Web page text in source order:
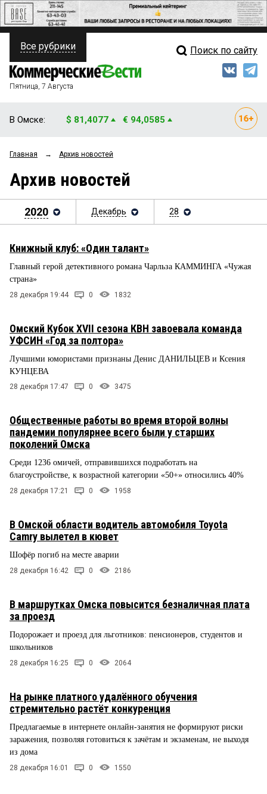
ПОЛИТИКА
ФИНАНСЫ
ОБЩЕСТВО
ЗАКОН
НОВОСТИ КОМПАНИЙ
СТИЛЬ ЖИЗНИ
Свежий выпуск
Блоги
Все рубрики Поиск по сайту
Пятница, 7 Августа
В Омске: $ 81,4077 € 94,0585
Главная → Архив новостей
Архив новостей
2020 Декабрь 28
Книжный клуб: «Один талант»
Главный герой детективного романа Чарльза КАММИНГА «Чужая
страна»
28 декабря 19:44 0 1832
Омский Кубок XVII сезона КВН завоевала команда
УФСИН «Год за полтора»
Лучшими юмористами признаны Денис ДАНИЛЬЦЕВ и Ксения
КУНЦЕВА
28 декабря 17:47 0 3475
Общественные работы во время второй волны
пандемии популярнее всего были у старших
поколений Омска
Среди 1236 омичей, отправившихся подработать на
благоустройстве, к возрастной категории «50+» относились 40%
28 декабря 17:21 0 1958
В Омской области водитель автомобиля Toyota
Camry вылетел в кювет
Шофёр погиб на месте аварии
28 декабря 16:42 0 2186
В маршрутках Омска повысится безналичная плата
за проезд
Подорожает и проезд для льготников: пенсионеров, студентов и
школьников
28 декабря 16:25 0 2064
На рынке платного удалённого обучения
стремительно растёт конкуренция
Предлагаемые в интернете онлайн-занятия не формируют риски
заражения, позволяя готовиться к зачётам и экзаменам, не выходя
из дома
28 декабря 16:01 0 1550